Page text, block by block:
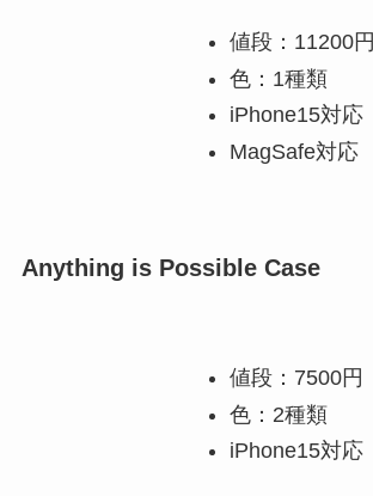
値段：11200円
色：1種類
iPhone15対応
MagSafe対応
Anything is Possible Case
値段：7500円
色：2種類
iPhone15対応